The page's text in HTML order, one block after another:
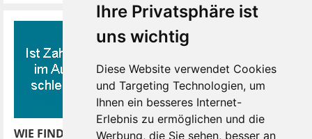
Ihre Privatsphäre ist
uns wichtig
Diese Website verwendet Cookies
und Targeting Technologien, um
Ihnen ein besseres Internet-
Erlebnis zu ermöglichen und die
Werbung, die Sie sehen, besser an
WIE FINDE ICH EINEN GUTEN ZAHNARZT